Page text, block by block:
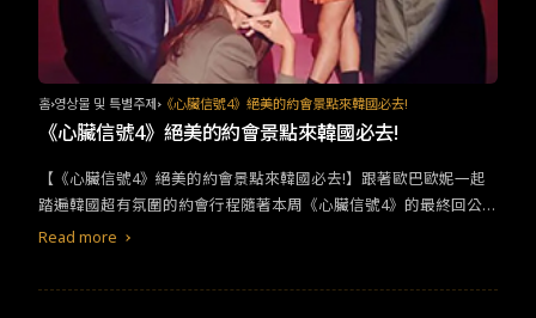
홈 영상물 및 특별주제 《心臟信號4》絕美的約會景點來韓國必去!
《心臟信號4》絕美的約會景點來韓國必去!
【《心臟信號4》絕美的約會景點來韓國必去!】跟著歐巴歐妮一起
踏遍韓國超有氛圍的約會行程隨著本周《心臟信號4》的最終回公開
成功的情侶後，大家應該最後好奇的就是劇中出現的所有約會地
Read more